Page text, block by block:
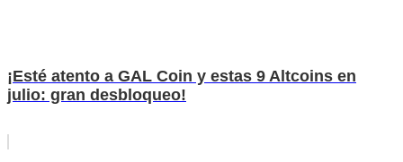
¡Esté atento a GAL Coin y estas 9 Altcoins en
julio: gran desbloqueo!